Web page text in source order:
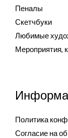
Пеналы
Скетчбуки
Любимые
Мероприятия,
Политика
Согласие на